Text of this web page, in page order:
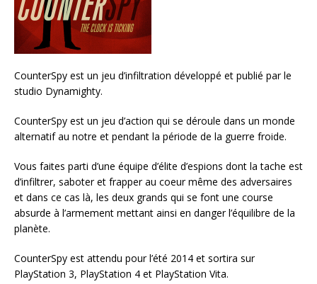
CounterSpy est un jeu d’infiltration développé et publié par le
studio Dynamighty.
CounterSpy est un jeu d’action qui se déroule dans un monde
alternatif au notre et pendant la période de la guerre froide.
Vous faites parti d’une équipe d’élite d’espions dont la tache est
d’infiltrer, saboter et frapper au coeur même des adversaires
et dans ce cas là, les deux grands qui se font une course
absurde à l’armement mettant ainsi en danger l’équilibre de la
planète.
CounterSpy est attendu pour l’été 2014 et sortira sur
PlayStation 3, PlayStation 4 et PlayStation Vita.